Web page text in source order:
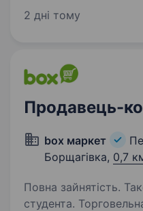
з командою! Ми
2 дні тому
Продавець-
box маркет
Борщагівка, 0,7
Повна зайнятість.
студента. Торговельна мережа box маркет